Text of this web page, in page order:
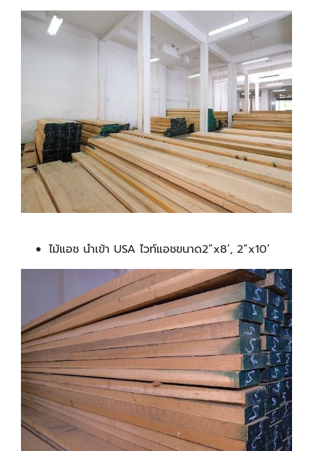
ไม้แอช นำเข้า USA ไวท์แอชขนาด2”x8’, 2”x10’